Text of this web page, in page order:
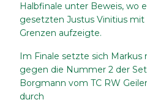
Halbfinale unter Beweis, wo
gesetzten Justus Vinitius mit
Grenzen aufzeigte.
Im Finale setzte sich
gegen die Nummer 2 der
Borgmann vom TC RW
durch